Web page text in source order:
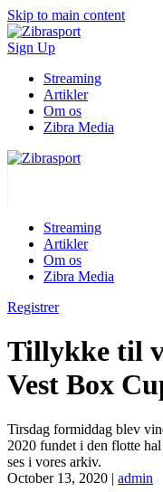
Skip to main content
Sign Up
Streaming
Artikler
Om os
Zibra Media
Streaming
Artikler
Om os
Zibra Media
Registrer
Tillykke til
Vest Box
Tirsdag formiddag blev
2020 fundet i den flotte
ses i vores arkiv.
October 13, 2020 | admin